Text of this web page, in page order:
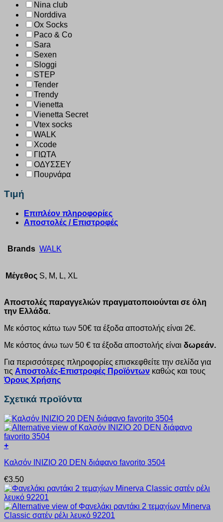
Nina club
Norddiva
Ox Socks
Paco & Co
Sara
Sexen
Sloggi
STEP
Tender
Trendy
Vienetta
Vienetta Secret
Vtex socks
WALK
Xcode
ΓΙΩΤΑ
ΟΔΥΣΣΕΥ
Πουρνάρα
Τιμή
Επιπλέον πληροφορίες
Αποστολές / Επιστροφές
Brands WALK
Μέγεθος S, M, L, XL
Αποστολές παραγγελιών πραγματοποιούνται σε όλη
την Ελλάδα.
Με κόστος κάτω των 50€ τα έξοδα αποστολής είναι 2€.
Με κόστος άνω των 50 € τα έξοδα αποστολής είναι δωρεάν.
Για περισσότερες πληροφορίες επισκεφθείτε την σελίδα για
τις Αποστολές-Επιστροφές Προϊόντων καθώς και τους
Όρους Χρήσης
Σχετικά προϊόντα
+
το
έχει
πολλαπλές
παραλλαγές.
Οι
επιλογές
Καλσόν INIZIO 20 DEN διάφανο favorito 3504
€3.50